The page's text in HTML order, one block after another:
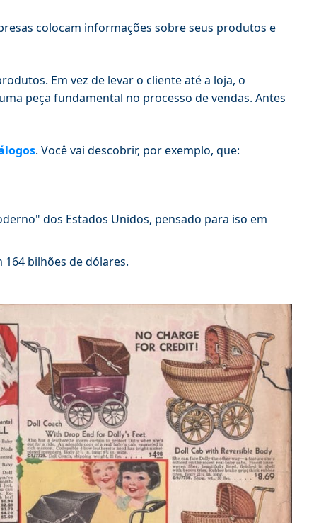
colocam informações sobre seus produtos e
Em vez de levar o cliente até a loja, o
peça fundamental no processo de vendas. Antes
. Você vai descobrir, por exemplo, que:
dos Estados Unidos, pensado para iso em
bilhões de dólares.